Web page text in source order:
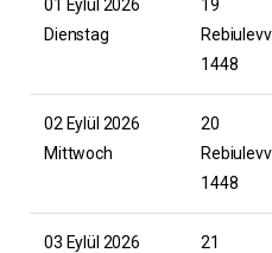
01 Eylül 2026
Dienstag
19
1448
02 Eylül 2026
Mittwoch
20
1448
03 Eylül 2026
21